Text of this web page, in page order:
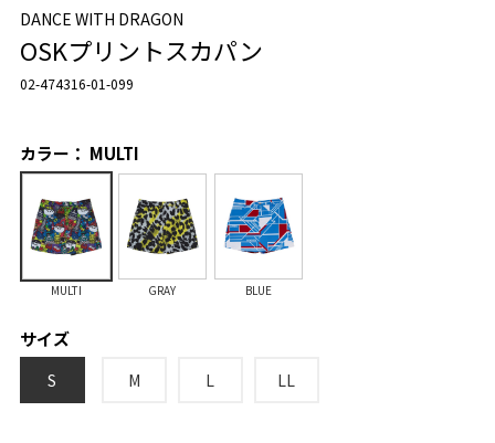
DANCE WITH DRAGON
OSKプリントスカパン
02-474316-01-099
カラー： MULTI
MULTI GRAY BLUE
サイズ
S M L LL